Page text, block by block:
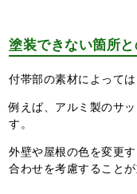
塗装できない箇所
付帯部の素材によって
例えば、アルミ製のサ
す。
外壁や屋根の色を変更
合わせを考慮することが